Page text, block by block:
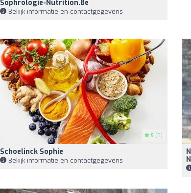
Sophrologie-Nutrition.be
Bekijk informatie en contactgegevens
5 (5)
Schoelinck Sophie
Bekijk informatie en contactgegevens